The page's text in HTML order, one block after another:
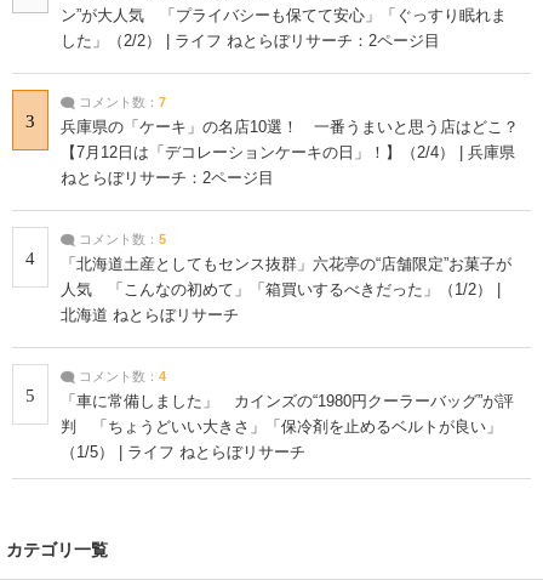
ン”が大人気 「プライバシーも保てて安心」「ぐっすり眠れま
した」（2/2） | ライフ ねとらぼリサーチ：2ページ目
3
コメント数： 7
兵庫県の「ケーキ」の名店10選！ 一番うまいと思う店はどこ？
【7月12日は「デコレーションケーキの日」！】（2/4） | 兵庫県
ねとらぼリサーチ：2ページ目
4
コメント数： 5
「北海道土産としてもセンス抜群」六花亭の“店舗限定”お菓子が
人気 「こんなの初めて」「箱買いするべきだった」（1/2） |
北海道 ねとらぼリサーチ
5
コメント数： 4
「車に常備しました」 カインズの“1980円クーラーバッグ”が評
判 「ちょうどいい大きさ」「保冷剤を止めるベルトが良い」
（1/5） | ライフ ねとらぼリサーチ
カテゴリ一覧